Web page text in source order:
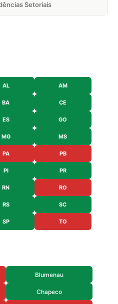
Setoriais
AL AM
BA CE
ES GO
MG MS
PA PB
PI PR
RN RO
RS SC
SP TO
Blumenau
Chapeco